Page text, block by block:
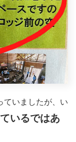
ていましたが、い
いるではあ